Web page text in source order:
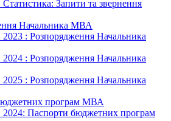
Статистика: Запити та звернення
Начальника МВА
2023 : Розпорядження Начальника
2024 : Розпорядження Начальника
2025 : Розпорядження Начальника
програм МВА
2024: Паспорти бюджетних програм